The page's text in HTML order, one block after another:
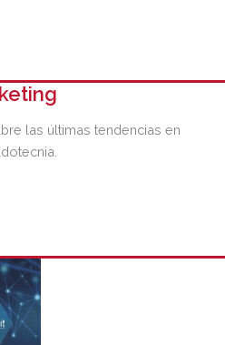
las últimas tendencias en